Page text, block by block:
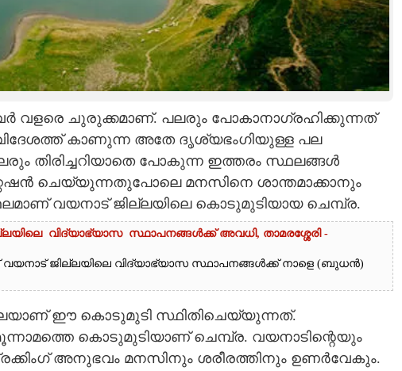
വളരെ ചുരുക്കമാണ്. പലരും പോകാനാഗ്രഹിക്കുന്നത്
വിദേശത്ത് കാണുന്ന അതേ ദൃശ്യഭംഗിയുള്ള പല
തിരിച്ചറിയാതെ പോകുന്ന ഇത്തരം സ്ഥലങ്ങൾ
ചെയ്യുന്നതുപോലെ മനസിനെ ശാന്തമാക്കാനും
വയനാട് ജില്ലയിലെ കൊടുമുടിയായ ചെമ്പ്ര.
വിദ്യാഭ്യാസ സ്ഥാപനങ്ങൾക്ക് അവധി, താമരശ്ശേരി -
വയനാട് ജില്ലയിലെ വിദ്യാഭ്യാസ സ്ഥാപനങ്ങൾക്ക് നാളെ (ബുധൻ)
ഈ കൊടുമുടി സ്ഥിതിചെയ്യുന്നത്.
കൊടുമുടിയാണ് ചെമ്പ്ര. വയനാടിന്റെയും
അനുഭവം മനസിനും ശരീരത്തിനും ഉണർവേകും.